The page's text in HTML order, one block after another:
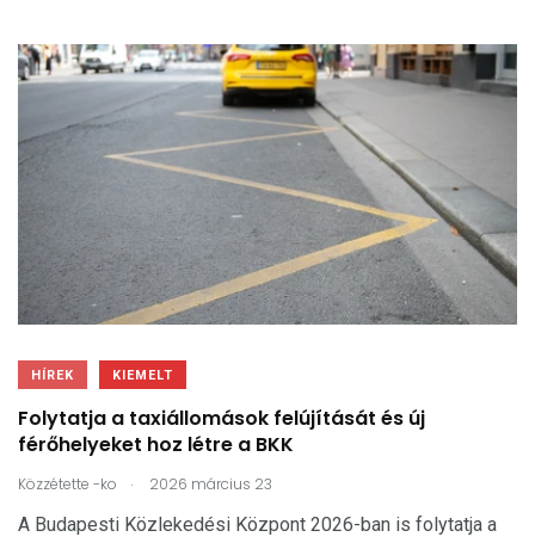
HÍREK KIEMELT
Folytatja a taxiállomások felújítását és új
férőhelyeket hoz létre a BKK
Közzétette -ko . 2026 március 23
A Budapesti Közlekedési Központ 2026-ban is folytatja a